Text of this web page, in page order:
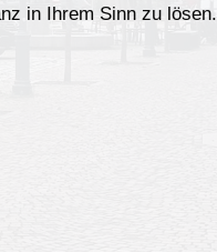
in Ihrem Sinn zu lösen.